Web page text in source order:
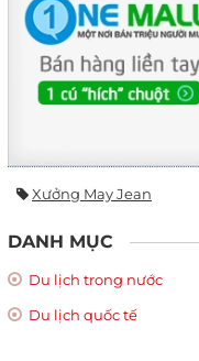
Xưởng May Jean
DANH MỤC
Du lịch trong nước
Du lịch quốc tế